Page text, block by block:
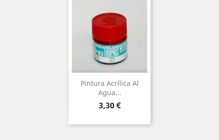
Pintura Acrílica Al
Agua...
Preu
3,30 €